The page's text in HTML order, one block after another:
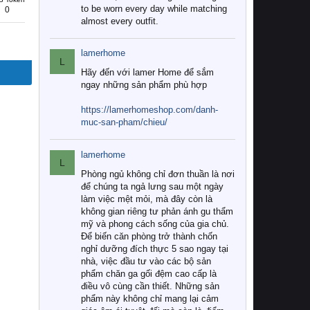
0
to be worn every day while matching
almost every outfit.
L
lamerhome
Hãy đến với lamer Home để sắm
ngay những sản phẩm phù hợp
https://lamerhomeshop.com/danh-
muc-san-pham/chieu/
L
lamerhome
Phòng ngủ không chỉ đơn thuần là nơi
để chúng ta ngả lưng sau một ngày
làm việc mệt mỏi, mà đây còn là
không gian riêng tư phản ánh gu thẩm
mỹ và phong cách sống của gia chủ.
Để biến căn phòng trở thành chốn
nghỉ dưỡng đích thực 5 sao ngay tại
nhà, việc đầu tư vào các bộ sản
phẩm chăn ga gối đệm cao cấp là
điều vô cùng cần thiết. Những sản
phẩm này không chỉ mang lại cảm